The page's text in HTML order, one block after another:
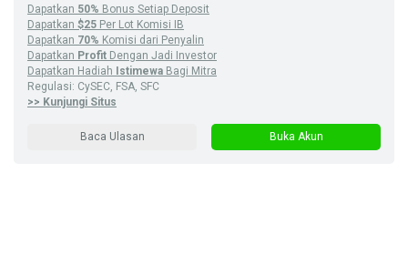
Dapatkan 50% Bonus Setiap Deposit
Dapatkan $25 Per Lot Komisi IB
Dapatkan 70% Komisi dari Penyalin
Dapatkan Profit Dengan Jadi Investor
Dapatkan Hadiah
Istimewa Bagi Mitra
Regulasi: CySEC, FSA, SFC
>> Kunjungi Situs
Baca Ulasan Buka Akun